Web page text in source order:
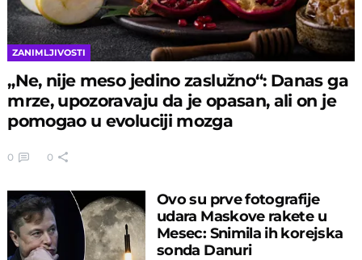
ZANIMLJIVOSTI
„Ne, nije meso jedino zaslužno“: Danas ga
mrze, upozoravaju da je opasan, ali on je
pomogao u evoluciji mozga
0 0
Ovo su prve fotografije
udara Maskove rakete u
Mesec: Snimila ih korejska
sonda Danuri